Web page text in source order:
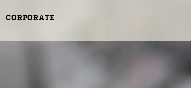
CORPORATE